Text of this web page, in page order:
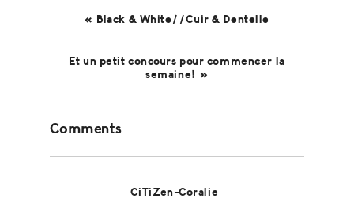
« Black & White//Cuir & Dentelle
Et un petit concours pour commencer la
semaine! »
Interactions
Comments
CiTiZen-Coralie